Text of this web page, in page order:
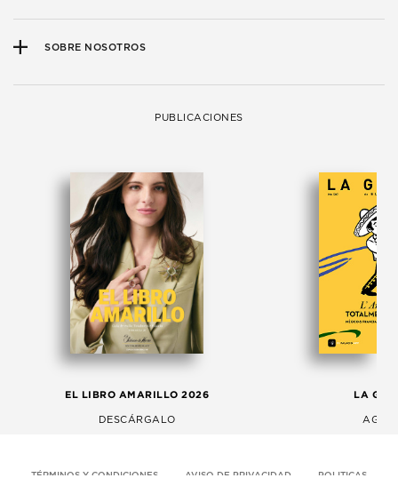
SOBRE NOSOTROS
PUBLICACIONES
EL LIBRO AMARILLO 2026
DESCÁRGALO
LA
TÉRMINOS Y CONDICIONES AVISO DE PRIVACIDAD POLITICAS